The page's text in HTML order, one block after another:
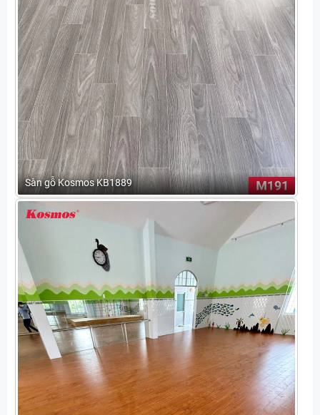
Sàn gỗ Kosmos KB1889